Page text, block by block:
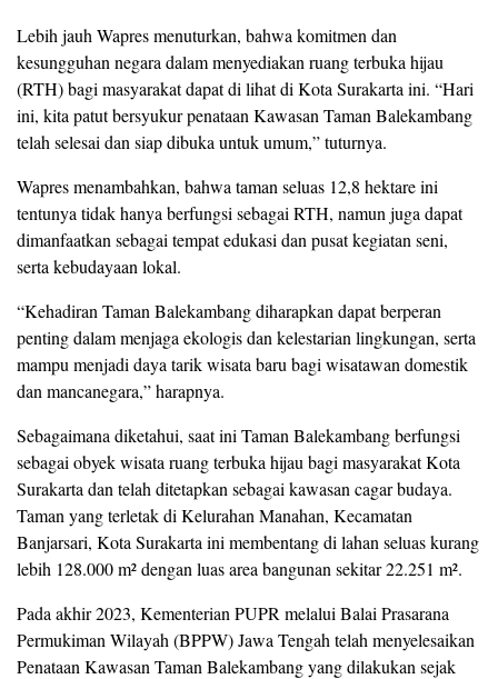
Lebih jauh Wapres menuturkan, bahwa komitmen dan
kesungguhan negara dalam menyediakan ruang terbuka hijau
(RTH) bagi masyarakat dapat di lihat di Kota Surakarta ini. “Hari
ini, kita patut bersyukur penataan Kawasan Taman Balekambang
telah selesai dan siap dibuka untuk umum,” tuturnya.
Wapres menambahkan, bahwa taman seluas 12,8 hektare ini
tentunya tidak hanya berfungsi sebagai RTH, namun juga dapat
dimanfaatkan sebagai tempat edukasi dan pusat kegiatan seni,
serta kebudayaan lokal.
“Kehadiran Taman Balekambang diharapkan dapat berperan
penting dalam menjaga ekologis dan kelestarian lingkungan, serta
mampu menjadi daya tarik wisata baru bagi wisatawan domestik
dan mancanegara,” harapnya.
Sebagaimana diketahui, saat ini Taman Balekambang berfungsi
sebagai obyek wisata ruang terbuka hijau bagi masyarakat Kota
Surakarta dan telah ditetapkan sebagai kawasan cagar budaya.
Taman yang terletak di Kelurahan Manahan, Kecamatan
Banjarsari, Kota Surakarta ini membentang di lahan seluas kurang
lebih 128.000 m² dengan luas area bangunan sekitar 22.251 m².
Pada akhir 2023, Kementerian PUPR melalui Balai Prasarana
Permukiman Wilayah (BPPW) Jawa Tengah telah menyelesaikan
Penataan Kawasan Taman Balekambang yang dilakukan sejak